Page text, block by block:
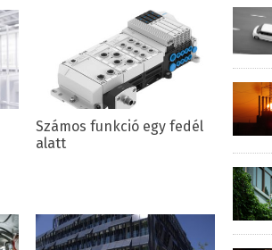
Számos funkció egy fedél
alatt